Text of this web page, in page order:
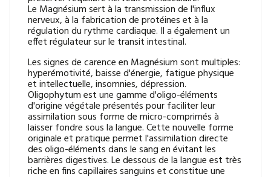
Le Magnésium sert à la transmission de l'influx
nerveux, à la fabrication de protéines et à la
régulation du rythme cardiaque. Il a également un
effet régulateur sur le transit intestinal.
Les signes de carence en Magnésium sont multiples:
hyperémotivité, baisse d'énergie, fatigue physique
et intellectuelle, insomnies, dépression.
Oligophytum est une gamme d'oligo-éléments
d'origine végétale présentés pour faciliter leur
assimilation sous forme de micro-comprimés à
laisser fondre sous la langue. Cette nouvelle forme
originale et pratique permet l'assimilation directe
des oligo-éléments dans le sang en évitant les
barrières digestives. Le dessous de la langue est très
riche en fins capillaires sanguins et constitue une